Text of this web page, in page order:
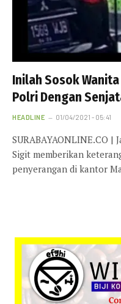
Inilah Sosok
Polri Dengan
HEADLINE 01/04/2021 - 05:41
SURABAYAONLINE.CO
Sigit memberikan
penyerangan di kantor